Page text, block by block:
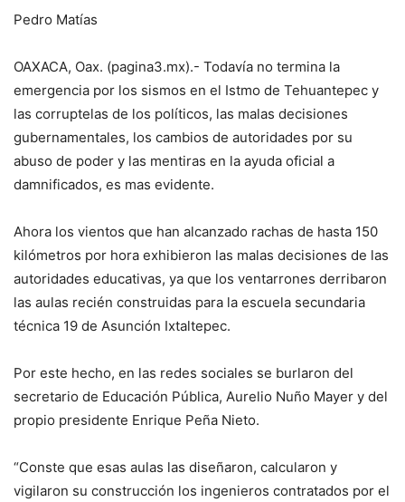
Pedro Matías
OAXACA, Oax. (pagina3.mx).- Todavía no termina la
emergencia por los sismos en el Istmo de Tehuantepec y
las corruptelas de los políticos, las malas decisiones
gubernamentales, los cambios de autoridades por su
abuso de poder y las mentiras en la ayuda oficial a
damnificados, es mas evidente.
Ahora los vientos que han alcanzado rachas de hasta 150
kilómetros por hora exhibieron las malas decisiones de las
autoridades educativas, ya que los ventarrones derribaron
las aulas recién construidas para la escuela secundaria
técnica 19 de Asunción Ixtaltepec.
Por este hecho, en las redes sociales se burlaron del
secretario de Educación Pública, Aurelio Nuño Mayer y del
propio presidente Enrique Peña Nieto.
“Conste que esas aulas las diseñaron, calcularon y
vigilaron su construcción los ingenieros contratados por el